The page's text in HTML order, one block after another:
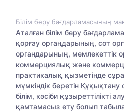
Білім беру бағдарламасының
Аталған білім беру
қорғау органдарының, сот
органдарының, мемлекеттік
коммерциялық және
практикалық қызметінде
мүмкіндік беретін
білім, кәсіби құзыреттілікті
қамтамасыз ету болып